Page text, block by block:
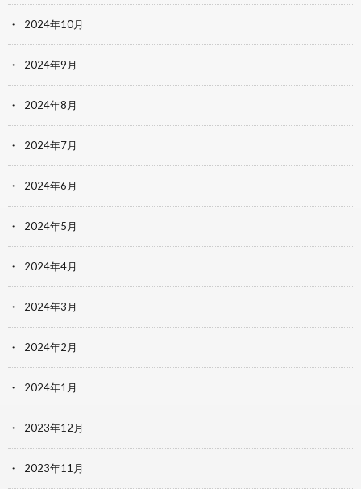
2024年10月
2024年9月
2024年8月
2024年7月
2024年6月
2024年5月
2024年4月
2024年3月
2024年2月
2024年1月
2023年12月
2023年11月